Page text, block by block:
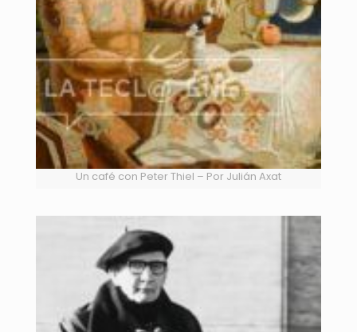
Un café con Peter Thiel – Por Julián Axat